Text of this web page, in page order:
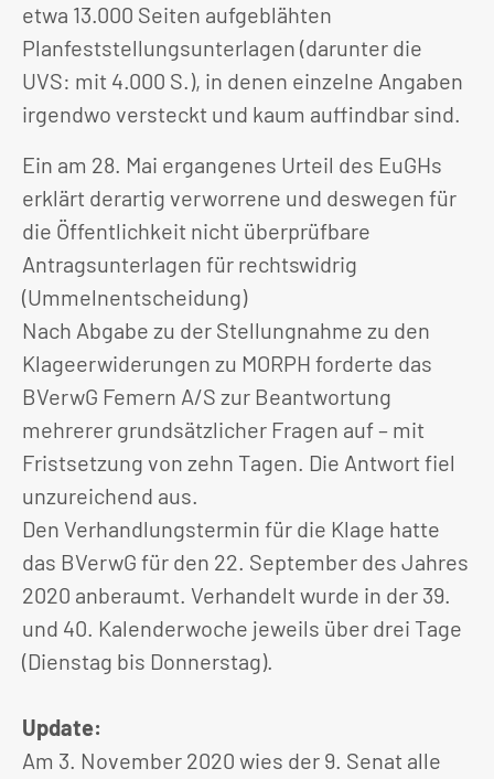
etwa 13.000 Seiten aufgeblähten
Planfeststellungsunterlagen (darunter die
UVS: mit 4.000 S.), in denen einzelne Angaben
irgendwo versteckt und kaum auffindbar sind.
Ein am 28. Mai ergangenes Urteil des EuGHs
erklärt derartig verworrene und deswegen für
die Öffentlichkeit nicht überprüfbare
Antragsunterlagen für rechtswidrig
(Ummelnentscheidung)
Nach Abgabe zu der Stellungnahme zu den
Klageerwiderungen zu MORPH forderte das
BVerwG Femern A/S zur Beantwortung
mehrerer grundsätzlicher Fragen auf – mit
Fristsetzung von zehn Tagen. Die Antwort fiel
unzureichend aus.
Den Verhandlungstermin für die Klage hatte
das BVerwG für den 22. September des Jahres
2020 anberaumt. Verhandelt wurde in der 39.
und 40. Kalenderwoche jeweils über drei Tage
(Dienstag bis Donnerstag).
Update:
Am 3. November 2020 wies der 9. Senat alle